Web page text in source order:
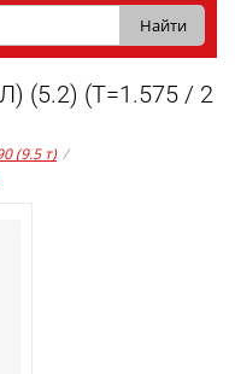
(5.2) (Т=1.575 / 2
(9.5 т) /